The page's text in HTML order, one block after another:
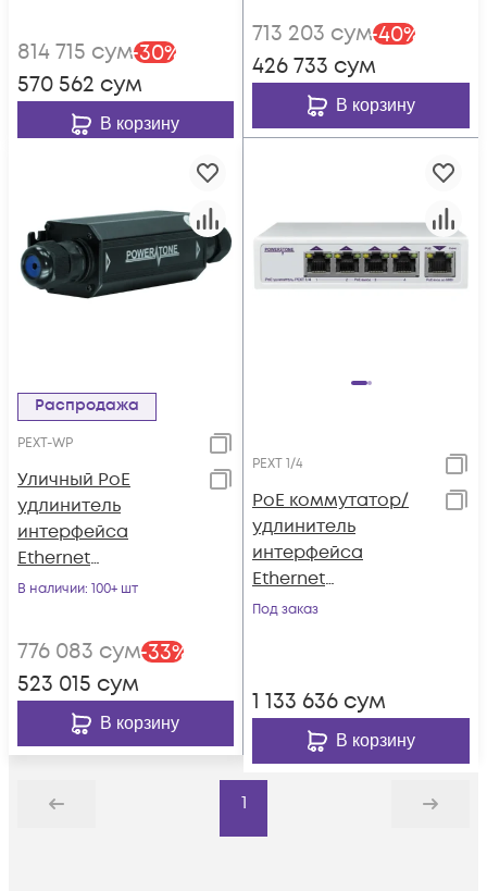
814 715 сум-30%
570 562 сум
В корзину
713 203 сум-40%
426 733 сум
В корзину
Распродажа
PEXT-WP
Уличный PoE
удлинитель
интерфейса
Ethernet
10/100/1000Mbs
802.3at, 802.3af
(аналог AXIS T8129),
IP66, до -40С
В наличии: 100+ шт
776 083 сум-33%
523 015 сум
В корзину
PEXT 1/4
PoE коммутатор/
удлинитель
интерфейса
Ethernet
10/100/1000Mbs PEXT
Под заказ
1 133 636 сум
В корзину
Назад
1
Дальше